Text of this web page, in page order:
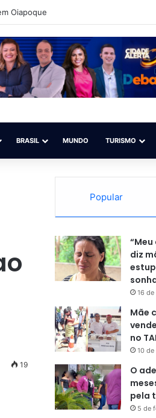
do garimpo ilegal
BRASIL MUNDO TURISMO
19
Popular
diz
16
Mãe
no
10
O
pela
5 de